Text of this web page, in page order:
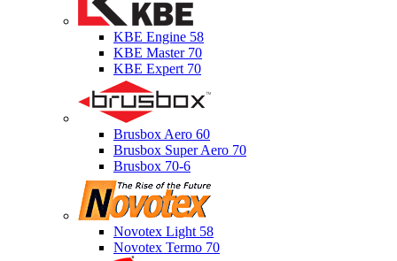
KBE Engine 58
KBE Master 70
KBE Expert 70
Brusbox Aero 60
Brusbox Super Aero 70
Brusbox 70-6
Novotex Light 58
Novotex Termo 70